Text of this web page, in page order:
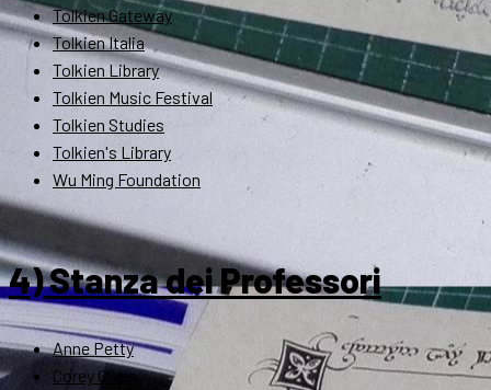
Tolkien Gateway
Tolkien Italia
Tolkien Library
Tolkien Music Festival
Tolkien Studies
Tolkien's Library
Wu Ming Foundation
4) Stanza dei Professori
Anne Petty
Corey Olsen